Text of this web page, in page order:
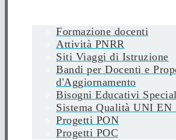
Formazione docenti
Attività PNRR
Siti Viaggi di Istruzione
Bandi per Docenti e
d'Aggiornamento
Bisogni Educativi
Sistema Qualità UNI EN
Progetti PON
Progetti POC